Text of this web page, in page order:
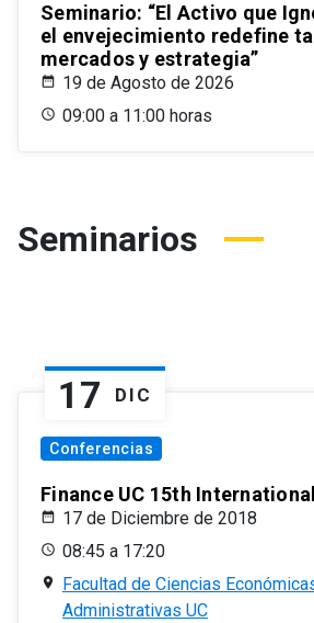
Seminario: “El Activo que
el envejecimiento redefine
mercados y estrategia”
19 de Agosto de 2026
09:00 a 11:00 horas
Seminarios
17 DIC
Conferencias
Finance UC 15th
17 de Diciembre de 2018
08:45 a 17:20
Facultad de Ciencias
Administrativas UC